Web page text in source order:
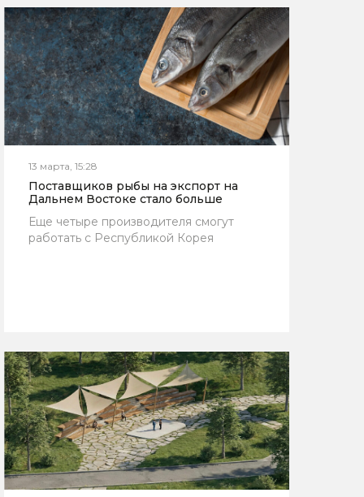
13 марта, 15:28
Поставщиков рыбы на экспорт на
Дальнем Востоке стало больше
Еще четыре производителя смогут
работать с Республикой Корея